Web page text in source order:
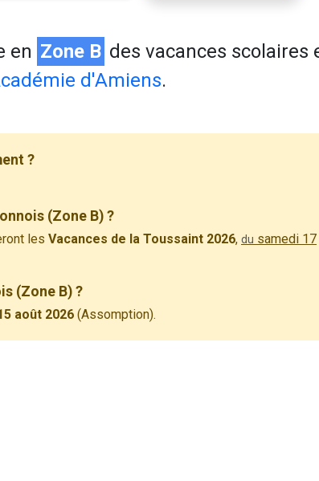
en Zone B des vacances scolaires
d'Amiens.
?
(Zone B) ?
les Vacances de la Toussaint 2026, du samedi 17
(Zone B) ?
août 2026 (Assomption).